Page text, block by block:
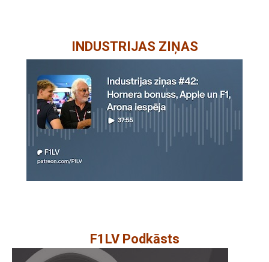
INDUSTRIJAS ZIŅAS
F1LV Podkāsts